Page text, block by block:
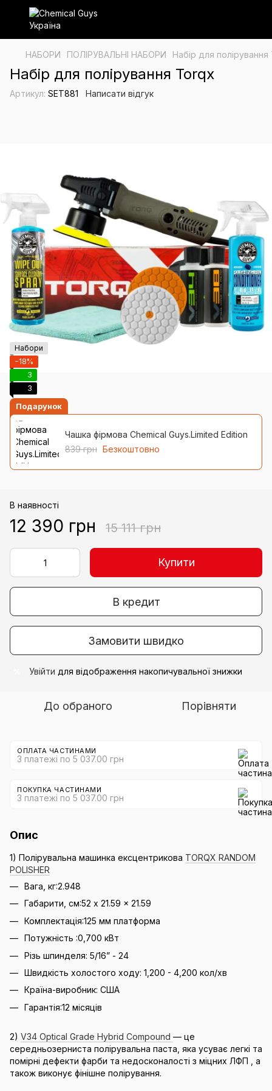
НАБОРИ ПОЛІРУВАЛЬНІ НАБОРИ Набір для
Набір для полірування Torqx
Артикул: SET881 Написати відгук
Набори
−18%
3
3
Подарунок
Чашка фірмова Chemical Guys.Limited Edition
839 грн Безкоштовно
В наявності
12 390 грн 15 111 грн
Купити
В кредит
Замовити швидко
Увійти для відображення накопичувальної знижки
До обраного Порівняти
ОПЛАТА ЧАСТИНАМИ
3 платежі по 5 037.00 грн
ПОКУПКА ЧАСТИНАМИ
3 платежі по 5 037.00 грн
Опис
1) Полірувальна машинка ексцентрикова TORQX RANDOM
POLISHER
Вага, кг:2.948
Габарити, см:52 x 21.59 x 21.59
Комплектація:125 мм платформа
Потужність :0,700 кВт
Різь шпинделя: 5/16” - 24
Швидкість холостого ходу: 1,200 - 4,200 кол/хв
Країна-виробник: США
Гарантія:12 місяців
2) V34 Optical Grade Hybrid Compound — це
середньозерниста полірувальна паста, яка усуває легкі та
помірні дефекти фарби та недосконалості з міцних ЛФП , а
також виконує фінішне полірування.